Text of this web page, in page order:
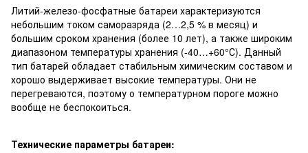
Литий-железо-фосфатные батареи характеризуются
небольшим током саморазряда (2…2,5 % в месяц) и
большим сроком хранения (более 10 лет), а также широким
диапазоном температуры хранения (-40…+60°С). Данный
тип батарей обладает стабильным химическим составом и
хорошо выдерживает высокие температуры. Они не
перегреваются, поэтому о температурном пороге можно
вообще не беспокоиться.
Технические параметры батареи: